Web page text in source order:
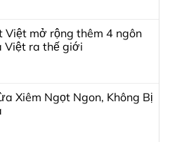
Việt mở rộng thêm 4 ngôn
Việt ra thế giới
Xiêm Ngọt Ngon, Không Bị